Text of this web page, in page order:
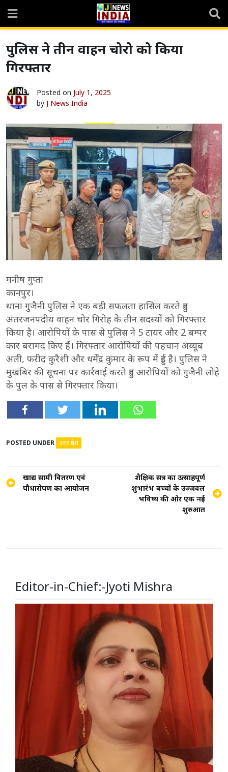
content
पुलिस ने तीन वाहन चोरो को किया
गिरफ्तार
Posted on July 1, 2025
by J News India
मनीष गुप्ता
कानपुर।
थाना गुजैनी पुलिस ने एक बड़ी सफलता हासिल करते हुए
अंतरजनपदीय वाहन चोर गिरोह के तीन सदस्यों को गिरफ्तार
किया है। आरोपियों के पास से पुलिस ने 5 टायर और 2 बम्पर
कार बरामद किए हैं। गिरफ्तार आरोपियों की पहचान अय्यूब
अली, फरीद कुरैशी और धर्मेंद्र कुमार के रूप में हुई है। पुलिस ने
मुखबिर की सूचना पर कार्रवाई करते हुए आरोपियों को गुजैनी लोहे
के पुल के पास से गिरफ्तार किया।
POSTED UNDER उत्तर प्रदेश
Post
navigation
खाद्य सामग्री वितरण एवं
पौधारोपण का आयोजन
शैक्षिक सत्र का उत्साहपूर्ण
शुभारंभ बच्चों के उज्जवल
भविष्य की ओर एक नई
शुरुआत
Editor-in-Chief:-Jyoti Mishra